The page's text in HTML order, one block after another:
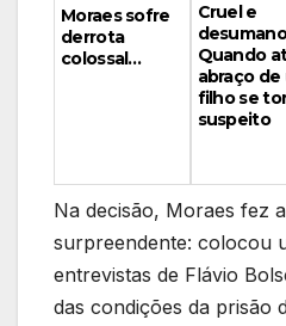
Moraes sofre
derrota
colossal…
Cruel e
Quando
abraço de
filho se
suspeito
Na decisão, Moraes fez
surpreendente: colocou
entrevistas de Flávio
das condições da prisão